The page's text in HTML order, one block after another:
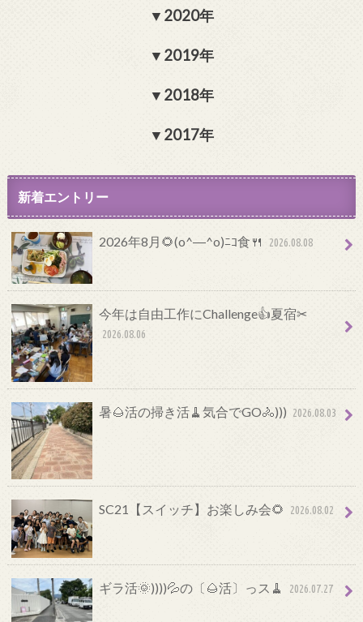
2020年
2019年
2018年
2017年
新着エントリー
2026年8月🌻(o^―^o)ﾆｺ食🍴 2026.08.08
今年は自由工作にChallenge👍夏宿✂
2026.08.06
暑🌰活の掃き活🧹気合でGO🚴))) 2026.08.03
SC21【スイッチ】お楽しみ会🌻 2026.08.02
ギラ活🌞))))💦の〔🌰活〕っス🧹 2026.07.27